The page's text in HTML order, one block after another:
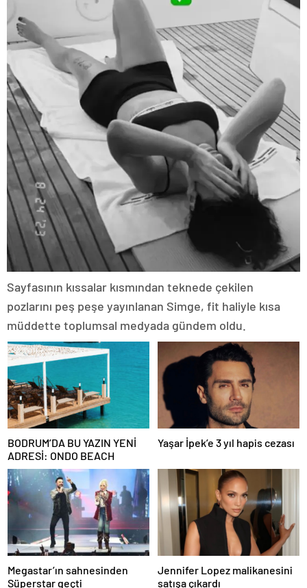
Sayfasının kıssalar kısmından teknede çekilen
pozlarını peş peşe yayınlanan Simge, fit haliyle kısa
müddette toplumsal medyada gündem oldu.
BODRUM’DA BU YAZIN YENİ
ADRESİ: ONDO BEACH
Yaşar İpek’e 3 yıl hapis cezası
Megastar’ın sahnesinden
Süperstar geçti
Jennifer Lopez malikanesini
satışa çıkardı